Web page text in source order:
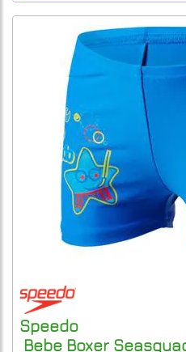
Speedo
Bebe Boxer